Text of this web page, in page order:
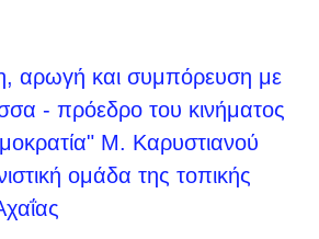
αρωγή και συμπόρευση με
- πρόεδρο του κινήματος
Μ. Καρυστιανού
ομάδα της τοπικής